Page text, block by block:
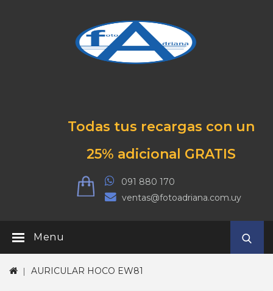
Todas tus recargas con un
25% adicional GRATIS
091 880 170
ventas@fotoadriana.com.uy
Menu
AURICULAR HOCO EW81